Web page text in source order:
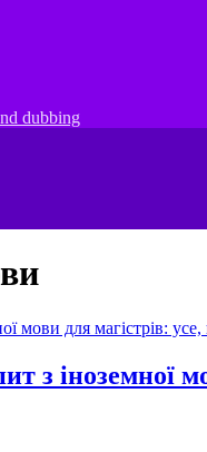
dubbing
з іноземної